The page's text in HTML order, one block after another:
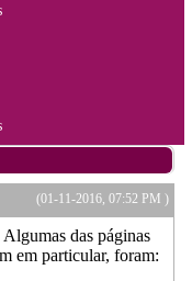
(01-11-2016, 07:52 PM )
das páginas
em particular, foram: